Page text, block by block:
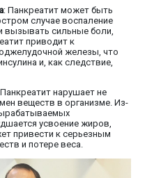
: Панкреатит может быть
случае воспаление
вызывать сильные боли,
приводит к
железы, что
и, как следствие,
Панкреатит нарушает не
веществ в организме. Из-
усвоение жиров,
привести к серьезным
и потере веса.